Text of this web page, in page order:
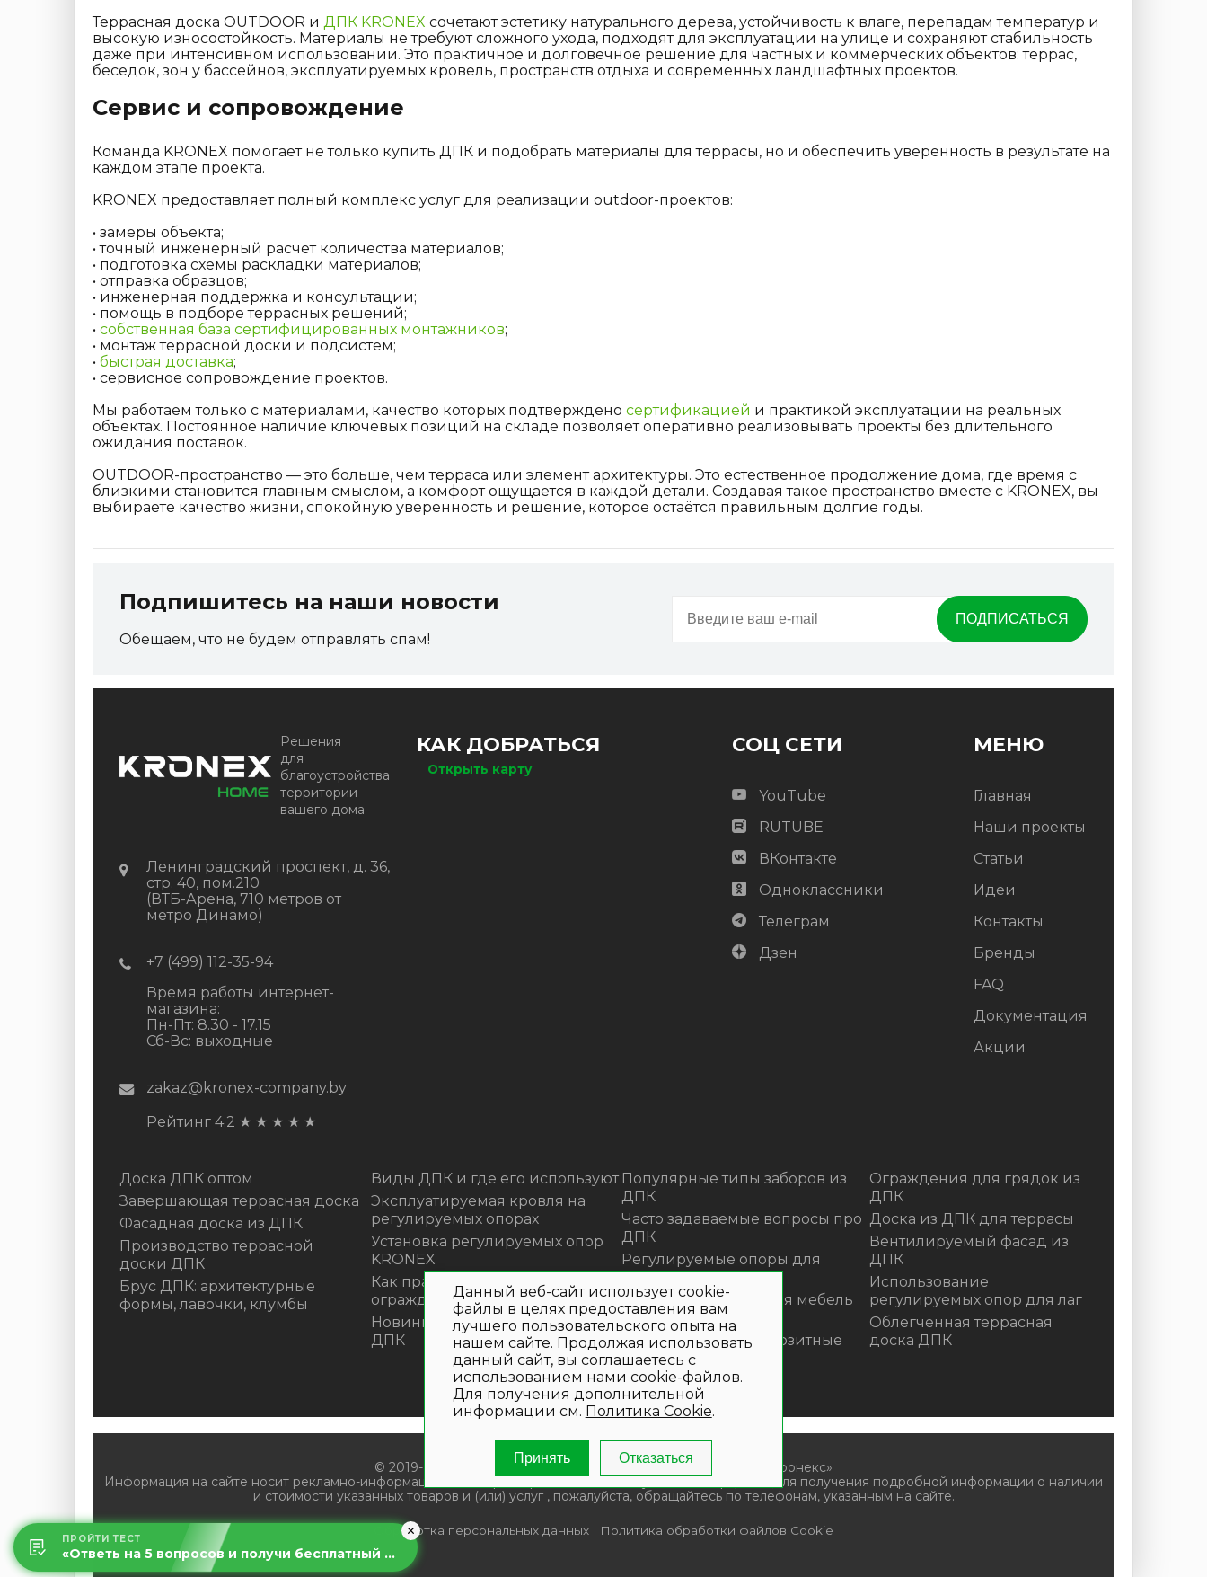
Террасная доска OUTDOOR и ДПК KRONEX сочетают эстетику натурального дерева, устойчивость к влаге, перепадам температур и
высокую износостойкость. Материалы не требуют сложного ухода, подходят для эксплуатации на улице и сохраняют стабильность
даже при интенсивном использовании. Это практичное и долговечное решение для частных и коммерческих объектов: террас,
беседок, зон у бассейнов, эксплуатируемых кровель, пространств отдыха и современных ландшафтных проектов.
Сервис и сопровождение
Команда KRONEX помогает не только купить ДПК и подобрать материалы для террасы, но и обеспечить уверенность в результате на
каждом этапе проекта.
KRONEX предоставляет полный комплекс услуг для реализации outdoor-проектов:
• замеры объекта;
• точный инженерный расчет количества материалов;
• подготовка схемы раскладки материалов;
• отправка образцов;
• инженерная поддержка и консультации;
• помощь в подборе террасных решений;
• собственная база сертифицированных монтажников;
• монтаж террасной доски и подсистем;
• быстрая доставка;
• сервисное сопровождение проектов.
Мы работаем только с материалами, качество которых подтверждено сертификацией и практикой эксплуатации на реальных
объектах. Постоянное наличие ключевых позиций на складе позволяет оперативно реализовывать проекты без длительного
ожидания поставок.
OUTDOOR-пространство — это больше, чем терраса или элемент архитектуры. Это естественное продолжение дома, где время с
близкими становится главным смыслом, а комфорт ощущается в каждой детали. Создавая такое пространство вместе с KRONEX, вы
выбираете качество жизни, спокойную уверенность и решение, которое остаётся правильным долгие годы.
Подпишитесь на наши новости
Обещаем, что не будем отправлять спам!
Решения
для
благоустройства
территории
вашего дома
Ленинградский проспект, д. 36,
стр. 40, пом.210
(ВТБ-Арена, 710 метров от
метро Динамо)
+7 (499) 112-35-94
Время работы интернет-
магазина:
Пн-Пт: 8.30 - 17.15
Сб-Вс: выходные
zakaz@kronex-company.by
Рейтинг 4.2 ★ ★ ★ ★ ★
КАК ДОБРАТЬСЯ
Открыть карту
СОЦ СЕТИ
YouTube
RUTUBE
ВКонтакте
Одноклассники
Телеграм
Дзен
МЕНЮ
Главная
Наши проекты
Статьи
Идеи
Контакты
Бренды
FAQ
Документация
Акции
Доска ДПК оптом
Завершающая террасная доска
Фасадная доска из ДПК
Производство террасной
доски ДПК
Брус ДПК: архитектурные
формы, лавочки, клумбы
Виды ДПК и где его используют
Эксплуатируемая кровля на
регулируемых опорах
Установка регулируемых опор
KRONEX
Как правильно монтировать
ограждения из ДПК?
Новинка! Моющее средство для
ДПК
Популярные типы заборов из
ДПК
Часто задаваемые вопросы про
ДПК
Регулируемые опоры для
террасной доски
Премиальная садовая мебель
из ротанга Outdoor
Нескользящие композитные
ступени
Ограждения для грядок из
ДПК
Доска из ДПК для террасы
Вентилируемый фасад из
ДПК
Использование
регулируемых опор для лаг
Облегченная террасная
доска ДПК
© 2019- 2026. Общество с ограниченной ответственностью «Кронекс»
Информация на сайте носит рекламно-информационный характер и не является публичной офертой. Для получения подробной информации о наличии
и стоимости указанных товаров и (или) услуг , пожалуйста, обращайтесь по телефонам, указанным на сайте.
Обработка персональных данных Политика обработки файлов Cookie
Данный веб-сайт использует cookie-
файлы в целях предоставления вам
лучшего пользовательского опыта на
нашем сайте. Продолжая использовать
данный сайт, вы соглашаетесь с
использованием нами cookie-файлов.
Для получения дополнительной
информации см. Политика Cookie.
Принять Отказаться
ПРОЙТИ ТЕСТ
«Ответь на 5 вопросов и получи бесплатный расчет террасы за 5 минут!»